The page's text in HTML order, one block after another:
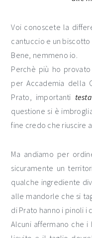
Voi conoscete la
cantuccio e un biscotto
Bene, nemmeno io.
Perchè più ho
per Accademia della
Prato, importanti
questione si è
fine credo che riuscire
Ma andiamo per
sicuramente un
qualche ingrediente
alle mandorle che si
di Prato hanno i pinoli i
Alcuni affermano che